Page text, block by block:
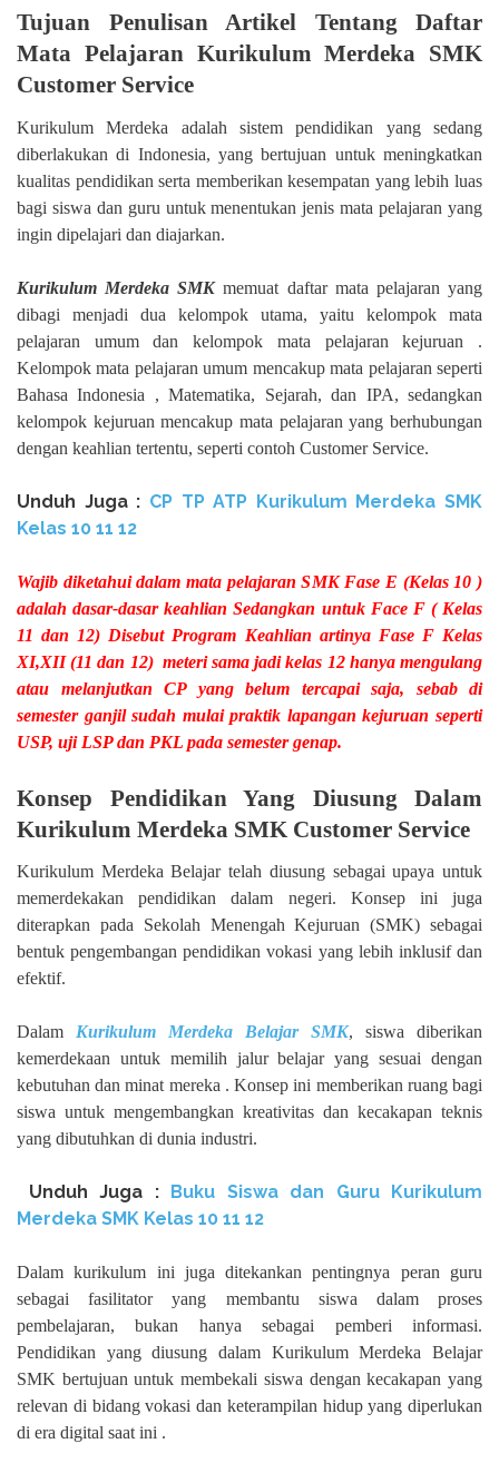
Tujuan Penulisan Artikel Tentang Daftar
Mata Pelajaran Kurikulum Merdeka SMK
Customer Service
Kurikulum Merdeka adalah sistem pendidikan yang sedang
diberlakukan di Indonesia, yang bertujuan untuk meningkatkan
kualitas pendidikan serta memberikan kesempatan yang lebih luas
bagi siswa dan guru untuk menentukan jenis mata pelajaran yang
ingin dipelajari dan diajarkan.
Kurikulum Merdeka SMKmemuat daftar mata pelajaran yang
dibagi menjadi dua kelompok utama, yaitu kelompok mata
pelajaran umum dan kelompok mata pelajaran kejuruan .
Kelompok mata pelajaran umum mencakup mata pelajaran seperti
Bahasa Indonesia , Matematika, Sejarah, dan IPA, sedangkan
kelompok kejuruan mencakup mata pelajaran yang berhubungan
dengan keahlian tertentu, seperti contoh Customer Service.
Unduh Juga : CP TP ATP Kurikulum Merdeka SMK
Kelas 10 11 12
Wajib diketahui dalam mata pelajaran SMK Fase E (Kelas 10 )
adalah dasar-dasar keahlian Sedangkan untuk Face F ( Kelas
11 dan 12) Disebut Program Keahlian artinya Fase F Kelas
XI,XII (11 dan 12) meteri sama jadi kelas 12 hanya mengulang
atau melanjutkan CP yang belum tercapai saja, sebab di
semester ganjil sudah mulai praktik lapangan kejuruan seperti
USP, uji LSP dan PKL pada semester genap.
Konsep Pendidikan Yang Diusung Dalam
Kurikulum Merdeka SMK Customer Service
Kurikulum Merdeka Belajar telah diusung sebagai upaya untuk
memerdekakan pendidikan dalam negeri. Konsep ini juga
diterapkan pada Sekolah Menengah Kejuruan (SMK) sebagai
bentuk pengembangan pendidikan vokasi yang lebih inklusif dan
efektif.
Dalam Kurikulum Merdeka Belajar SMK, siswa diberikan
kemerdekaan untuk memilih jalur belajar yang sesuai dengan
kebutuhan dan minat mereka . Konsep ini memberikan ruang bagi
siswa untuk mengembangkan kreativitas dan kecakapan teknis
yang dibutuhkan di dunia industri.
Unduh Juga : Buku Siswa dan Guru Kurikulum
Merdeka SMK Kelas 10 11 12
Dalam kurikulum ini juga ditekankan pentingnya peran guru
sebagai fasilitator yang membantu siswa dalam proses
pembelajaran, bukan hanya sebagai pemberi informasi.
Pendidikan yang diusung dalam Kurikulum Merdeka Belajar
SMK bertujuan untuk membekali siswa dengan kecakapan yang
relevan di bidang vokasi dan keterampilan hidup yang diperlukan
di era digital saat ini .